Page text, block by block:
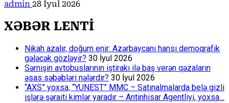
admin 28 İyul 2026
XƏBƏR LENTİ
Nikah azalır, doğum enir: Azərbaycanı hansı demoqrafik
gələcək gözləyir? 30 İyul 2026
Sərnişin avtobuslarının iştirakı ilə baş verən qəzaların
əsas səbəbləri nələrdir? 30 İyul 2026
“AXS” yoxsa, “YUNEST” MMC – Satınalmalarda belə gizli
işlərə şəraiti kimlər yaradır – Antinhisar Agentliyi, yoxsa…